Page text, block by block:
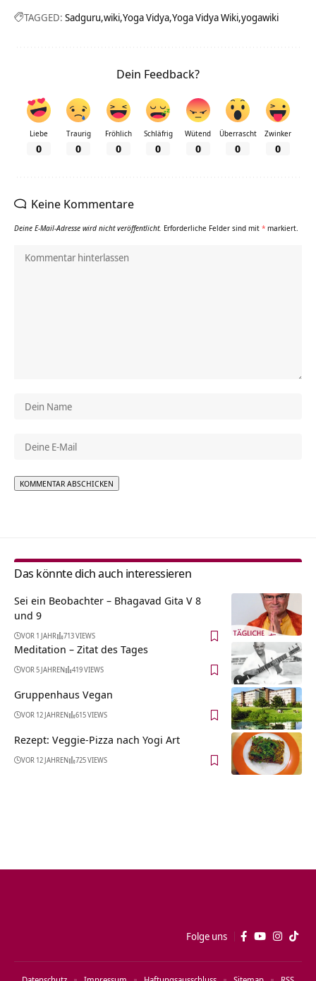
TAGGED: Sadguru wiki Yoga Vidya Yoga Vidya Wiki yogawiki
Dein Feedback?
Liebe
0
Traurig
0
Fröhlich
0
Schläfrig
0
Wütend
0
Überrascht
0
Zwinker
0
Keine Kommentare
Deine E-Mail-Adresse wird nicht veröffentlicht. Erforderliche Felder sind mit * markiert.
Das könnte dich auch interessieren
Sei ein Beobachter – Bhagavad Gita V 8
und 9
VOR 1 JAHR 713 VIEWS
Meditation – Zitat des Tages
VOR 5 JAHREN 419 VIEWS
Gruppenhaus Vegan
VOR 12 JAHREN 615 VIEWS
Rezept: Veggie-Pizza nach Yogi Art
VOR 12 JAHREN 725 VIEWS
Folge uns